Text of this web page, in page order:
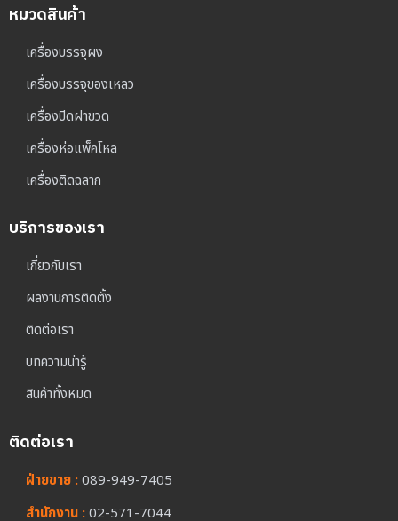
หมวดสินค้า
เครื่องบรรจุผง
เครื่องบรรจุของเหลว
เครื่องปิดฝาขวด
เครื่องห่อแพ็คโหล
เครื่องติดฉลาก
บริการของเรา
เกี่ยวกับเรา
ผลงานการติดตั้ง
ติดต่อเรา
บทความน่ารู้
สินค้าทั้งหมด
ติดต่อเรา
ฝ่ายขาย :089-949-7405
สำนักงาน :02-571-7044